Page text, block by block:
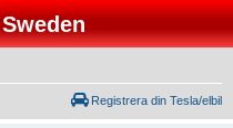
Registrera din Tesla/elbil